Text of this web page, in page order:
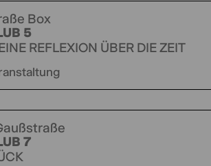
Box
5
REFLEXION ÜBER DIE ZEIT
7